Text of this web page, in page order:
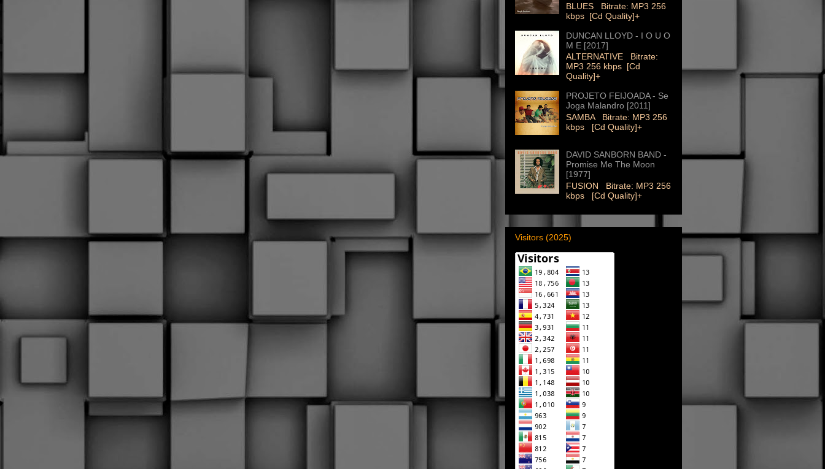
BLUES Bitrate: MP3 256
kbps [Cd Quality]+
DUNCAN LLOYD - I O U O
M E [2017]
ALTERNATIVE Bitrate:
MP3 256 kbps [Cd
Quality]+
PROJETO FEIJOADA - Se
Joga Malandro [2011]
SAMBA Bitrate: MP3 256
kbps [Cd Quality]+
DAVID SANBORN BAND -
Promise Me The Moon
[1977]
FUSION Bitrate: MP3 256
kbps [Cd Quality]+
Visitors (2025)